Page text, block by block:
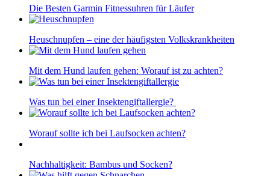
Die Besten Garmin Fitnessuhren für Läufer
Heuschnupfen – eine der häufigsten Volkskrankheiten
Mit dem Hund laufen gehen: Worauf ist zu achten?
Was tun bei einer Insektengiftallergie?
Worauf sollte ich bei Laufsocken achten?
Nachhaltigkeit: Bambus und Socken?